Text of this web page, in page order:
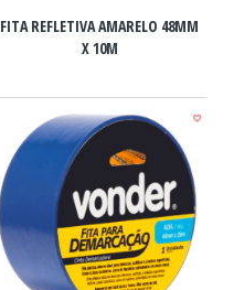
FITA REFLETIVA AMARELO 48MM
X 10M